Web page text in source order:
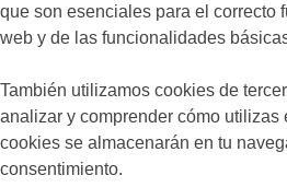
que son esenciales para el correcto
web y de las funcionalidades
También utilizamos cookies de
analizar y comprender cómo utilizas
cookies se almacenarán en tu
consentimiento.